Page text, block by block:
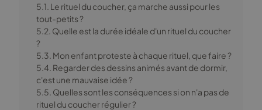
5.1. Le rituel du coucher, ça marche aussi pour les
tout-petits ?
5.2. Quelle est la durée idéale d'un rituel du coucher
?
5.3. Mon enfant proteste à chaque rituel, que faire ?
5.4. Regarder des dessins animés avant de dormir,
c'est une mauvaise idée ?
5.5. Quelles sont les conséquences si on n'a pas de
rituel du coucher régulier ?